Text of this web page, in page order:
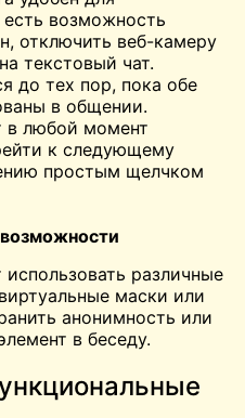
есть возможность
отключить веб-камеру
текстовый чат.
до тех пор, пока обе
в общении.
в любой момент
к следующему
простым щелчком
различные
маски или
анонимность или
в беседу.